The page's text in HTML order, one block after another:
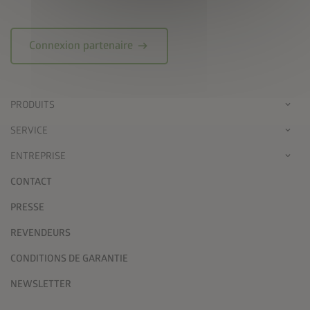
Connexion partenaire arrow_right_alt
PRODUITS
SERVICE
ENTREPRISE
CONTACT
PRESSE
REVENDEURS
CONDITIONS DE GARANTIE
NEWSLETTER